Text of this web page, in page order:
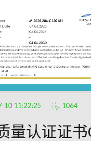
10 11:22:25 1064
量认证证书